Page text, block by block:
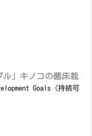
ル」キノコの菌床栽
Goals（持続可